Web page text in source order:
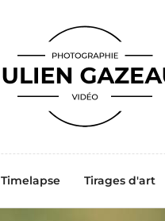
Timelapse Tirages d'art